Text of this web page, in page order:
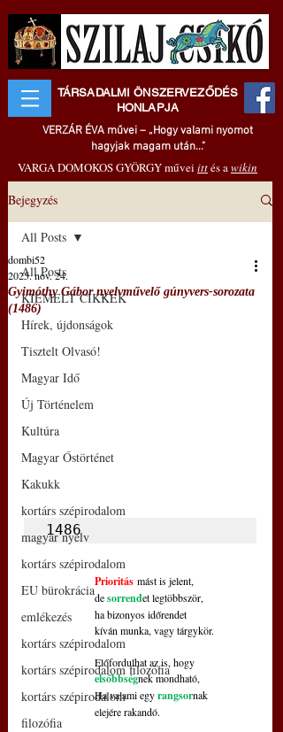
TÁRSADALMI ÖNSZERVEZŐDÉS
HONLAPJA
VERZÁR ÉVA művei – „Hogy valami nyomot
hagyjak magam után..."
VARGA DOMOKOS GYÖRGY művei ittés awikin
Bejegyzés
All Posts
KIEMELT CIKKEK
Hírek, újdonságok
Tisztelt Olvasó!
Magyar Idő
Új Történelem
Kultúra
Magyar Őstörténet
Kakukk
kortárs szépirodalom
magyar nyelv
kortárs szépirodalom
EU bürokrácia
emlékezés
kortárs szépirodalom
kortárs szépirodalom filozófia
kortárs szépirodalom
filozófia
All Posts
Gyimóthy Gábor nyelvművelő gúnyvers-sorozata
(1486)
dombi52
2025. nov. 24.
1486
Prioritás mást is jelent,
de sorrendet legtöbbször,
ha bizonyos időrendet
kíván munka, vagy tárgykör.
Előfordulhat az is, hogy
elsőbbségnek mondható,
Ha valami egy rangsornak
elejére rakandó.